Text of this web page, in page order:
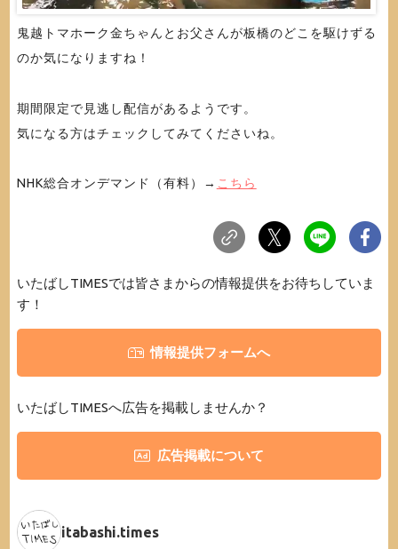
鬼越トマホーク金ちゃんとお父さんが板橋のどこを駆けずる
のか気になりますね！
期間限定で見逃し配信があるようです。
気になる方はチェックしてみてくださいね。
NHK総合オンデマンド（有料）→ こちら
いたばしTIMESでは皆さまからの情報提供をお待ちしていま
す！
情報提供フォームへ
いたばしTIMESへ広告を掲載しませんか？
広告掲載について
itabashi.times